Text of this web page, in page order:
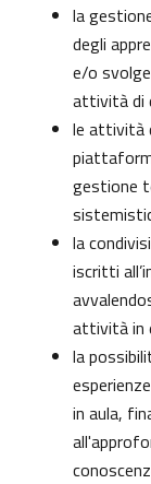
la
degli
e/o
attività di
le attività
gestione
la
iscritti
attività in
la
in aula,